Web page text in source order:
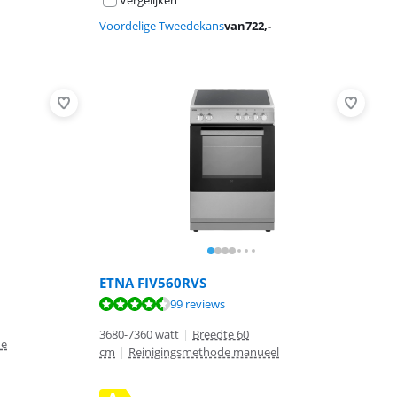
Voordelige Tweedekansvan722,-
ETNA FIV560RVS
99 reviews
3680-7360 watt | Breedte 60
cm | Reinigingsmethode manueel